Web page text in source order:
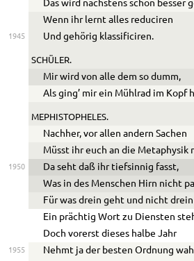
Das wird nächstens schon besser
Wenn ihr lernt alles reduciren
1945 Und gehörig klassificiren.
SCHÜLER.
Mir wird von alle dem so dumm,
Als ging’ mir ein Mühlrad im Kopf
MEPHISTOPHELES.
Nachher, vor allen andern Sachen
Müsst ihr euch an die Metaphysik
1950
Da seht daß ihr tiefsinnig fasst,
Was in des Menschen Hirn nicht
Für was drein geht und nicht
Ein prächtig Wort zu Diensten
Doch vorerst dieses halbe Jahr
1955
Nehmt ja der besten Ordnung